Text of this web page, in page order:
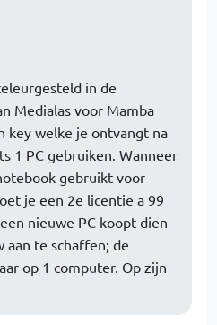
in de
Medialas voor Mamba
key welke je ontvangt na
1 PC gebruiken. Wanneer
gebruikt voor
je een 2e licentie a 99
nieuwe PC koopt dien
aan te schaffen; de
op 1 computer. Op zijn